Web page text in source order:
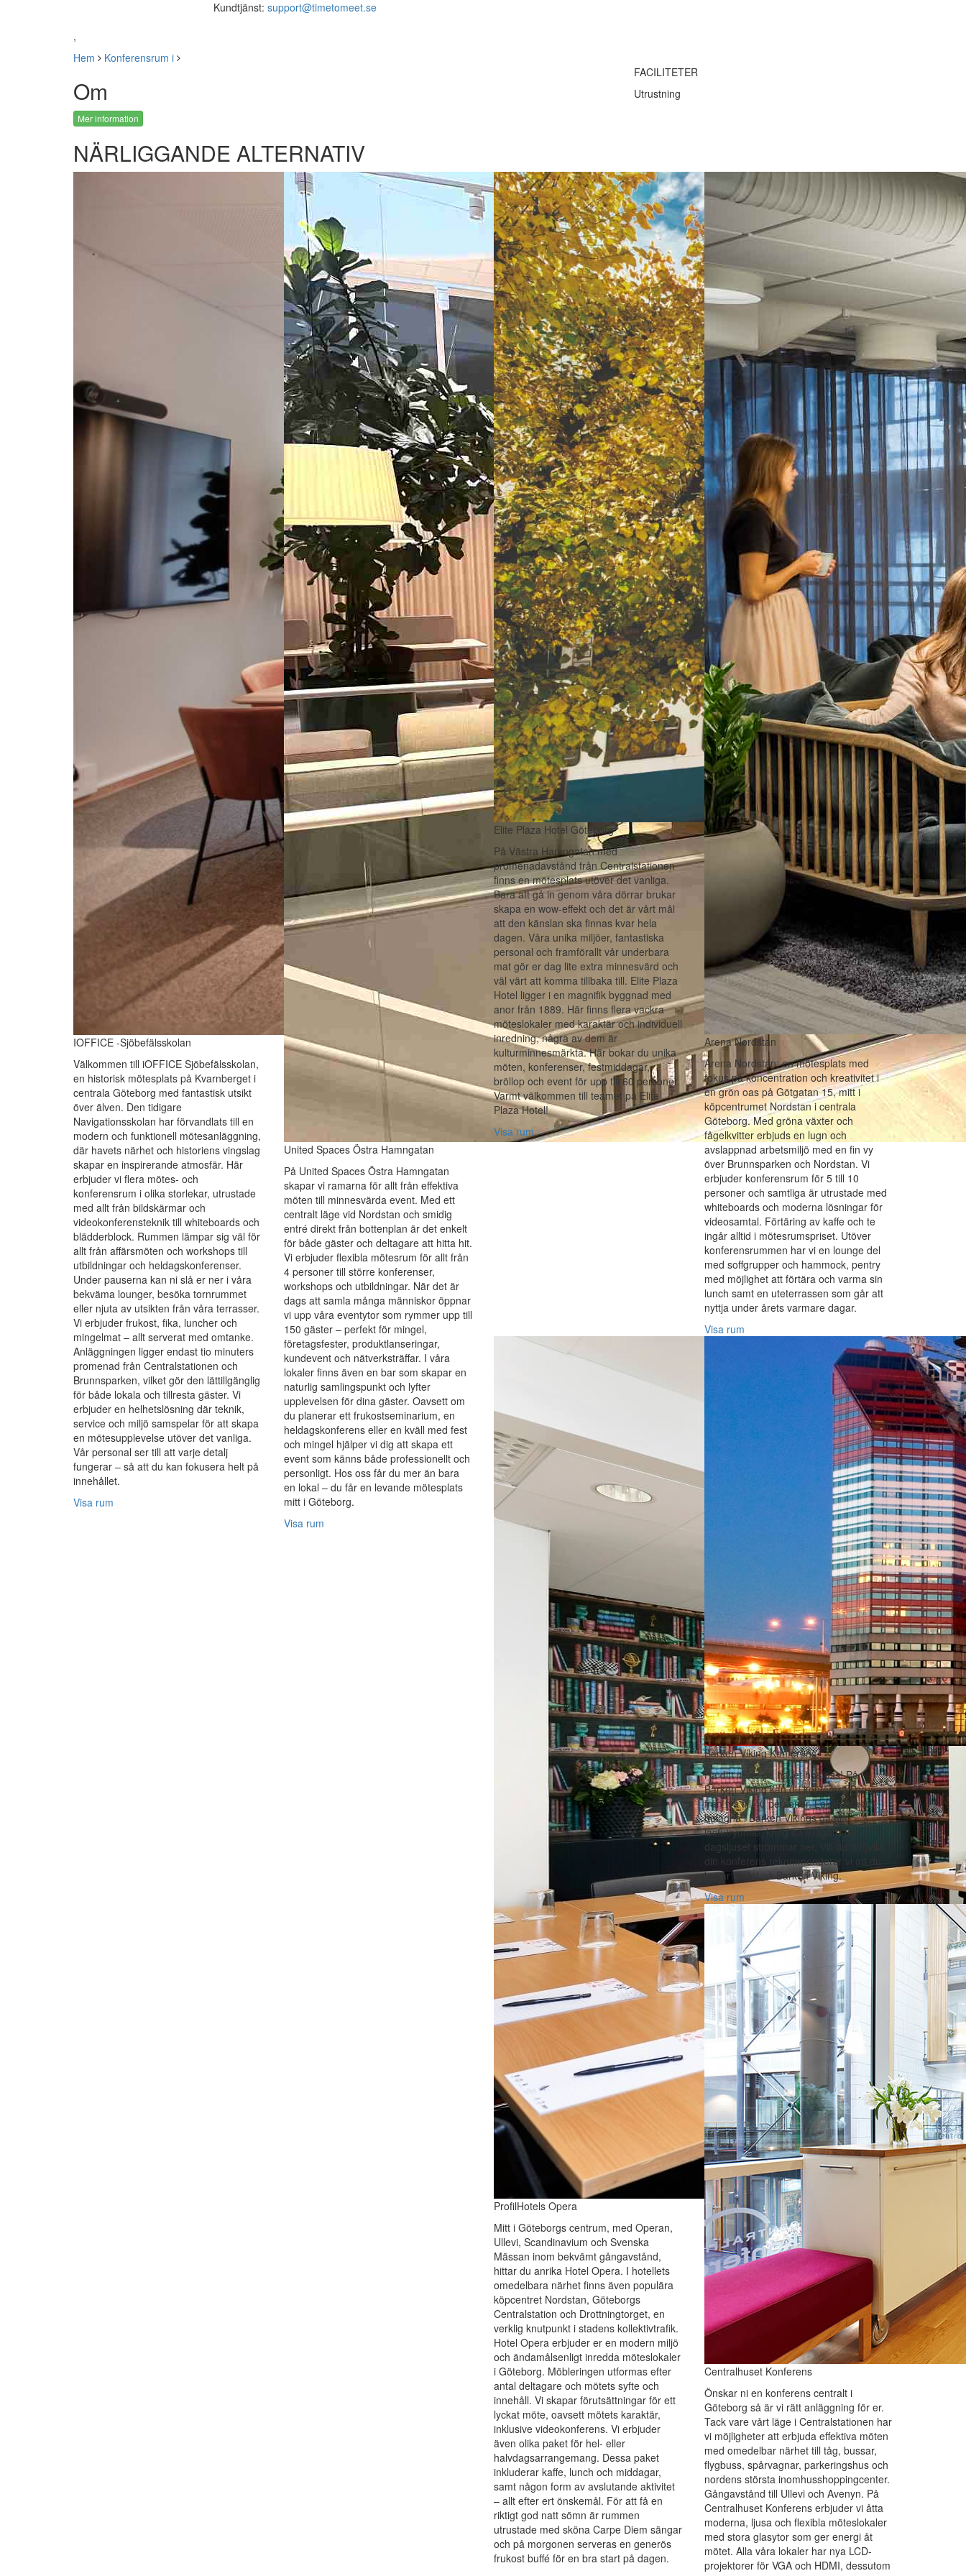
Kundtjänst: support@timetomeet.se
,
Hem
Konferensrum i
Om
Mer information
FACILITETER
Utrustning
NÄRLIGGANDE ALTERNATIV
IOFFICE -Sjöbefälsskolan
Välkommen till iOFFICE Sjöbefälsskolan,
en historisk mötesplats på Kvarnberget i
centrala Göteborg med fantastisk utsikt
över älven. Den tidigare
Navigationsskolan har förvandlats till en
modern och funktionell mötesanläggning,
där havets närhet och historiens vingslag
skapar en inspirerande atmosfär. Här
erbjuder vi flera mötes- och
konferensrum i olika storlekar, utrustade
med allt från bildskärmar och
videokonferensteknik till whiteboards och
blädderblock. Rummen lämpar sig väl för
allt från affärsmöten och workshops till
utbildningar och heldagskonferenser.
Under pauserna kan ni slå er ner i våra
bekväma lounger, besöka tornrummet
eller njuta av utsikten från våra terrasser.
Vi erbjuder frukost, fika, luncher och
mingelmat – allt serverat med omtanke.
Anläggningen ligger endast tio minuters
promenad från Centralstationen och
Brunnsparken, vilket gör den lättillgänglig
för både lokala och tillresta gäster. Vi
erbjuder en helhetslösning där teknik,
service och miljö samspelar för att skapa
en mötesupplevelse utöver det vanliga.
Vår personal ser till att varje detalj
fungerar – så att du kan fokusera helt på
innehållet.
Visa rum
United Spaces Östra Hamngatan
På United Spaces Östra Hamngatan
skapar vi ramarna för allt från effektiva
möten till minnesvärda event. Med ett
centralt läge vid Nordstan och smidig
entré direkt från bottenplan är det enkelt
för både gäster och deltagare att hitta hit.
Vi erbjuder flexibla mötesrum för allt från
4 personer till större konferenser,
workshops och utbildningar. När det är
dags att samla många människor öppnar
vi upp våra eventytor som rymmer upp till
150 gäster – perfekt för mingel,
företagsfester, produktlanseringar,
kundevent och nätverksträffar. I våra
lokaler finns även en bar som skapar en
naturlig samlingspunkt och lyfter
upplevelsen för dina gäster. Oavsett om
du planerar ett frukostseminarium, en
heldagskonferens eller en kväll med fest
och mingel hjälper vi dig att skapa ett
event som känns både professionellt och
personligt. Hos oss får du mer än bara
en lokal – du får en levande mötesplats
mitt i Göteborg.
Visa rum
Elite Plaza Hotel Göteborg
På Västra Hamngatan med
promenadavstånd från Centralstationen
finns en mötesplats utöver det vanliga.
Bara att gå in genom våra dörrar brukar
skapa en wow-effekt och det är vårt mål
att den känslan ska finnas kvar hela
dagen. Våra unika miljöer, fantastiska
personal och framförallt vår underbara
mat gör er dag lite extra minnesvärd och
väl värt att komma tillbaka till. Elite Plaza
Hotel ligger i en magnifik byggnad med
anor från 1889. Här finns flera vackra
möteslokaler med karaktär och individuell
inredning, några av dem är
kulturminnesmärkta. Här bokar du unika
möten, konferenser, festmiddagar,
bröllop och event för upp till 60 personer.
Varmt välkommen till teamet på Elite
Plaza Hotel!‎
Visa rum
Arena Nordstan
Arena Nordstan: en mötesplats med
fokus på koncentration och kreativitet i
en grön oas på Götgatan 15, mitt i
köpcentrumet Nordstan i centrala
Göteborg. Med gröna växter och
fågelkvitter erbjuds en lugn och
avslappnad arbetsmiljö med en fin vy
över Brunnsparken och Nordstan. Vi
erbjuder konferensrum för 5 till 10
personer och samtliga är utrustade med
whiteboards och moderna lösningar för
videosamtal. Förtäring av kaffe och te
ingår alltid i mötesrumspriset. Utöver
konferensrummen har vi en lounge del
med soffgrupper och hammock, pentry
med möjlighet att förtära och varma sin
lunch samt en uteterrassen som går att
nyttja under årets varmare dagar.
Visa rum
ProfilHotels Opera
Mitt i Göteborgs centrum, med Operan,
Ullevi, Scandinavium och Svenska
Mässan inom bekvämt gångavstånd,
hittar du anrika Hotel Opera. I hotellets
omedelbara närhet finns även populära
köpcentret Nordstan, Göteborgs
Centralstation och Drottningtorget, en
verklig knutpunkt i stadens kollektivtrafik.
Hotel Opera erbjuder er en modern miljö
och ändamålsenligt inredda möteslokaler
i Göteborg. Möbleringen utformas efter
antal deltagare och mötets syfte och
innehåll. Vi skapar förutsättningar för ett
lyckat möte, oavsett mötets karaktär,
inklusive videokonferens. Vi erbjuder
även olika paket för hel- eller
halvdagsarrangemang. Dessa paket
inkluderar kaffe, lunch och middagar,
samt någon form av avslutande aktivitet
– allt efter ert önskemål. För att få en
riktigt god natt sömn är rummen
utrustade med sköna Carpe Diem sängar
och på morgonen serveras en generös
frukost buffé för en bra start på dagen.
Barken Viking Konferens
Ha ditt möte på havet hos oss! På
Barken Viking kan du konferera i grupper
från två till 40 personer. Lokalerna är
belägna i Barken Vikings gamla
lastutrymme, kring en ljusgård där
dagsljuset strömmar ner. Vill du förgylla
din konferens rekommenderar vi att du
bokar mötet på Barken Viking.
Visa rum
Centralhuset Konferens
Önskar ni en konferens centralt i
Göteborg så är vi rätt anläggning för er.
Tack vare vårt läge i Centralstationen har
vi möjligheter att erbjuda effektiva möten
med omedelbar närhet till tåg, bussar,
flygbuss, spårvagnar, parkeringshus och
nordens största inomhusshoppingcenter.
Gångavstånd till Ullevi och Avenyn. På
Centralhuset Konferens erbjuder vi åtta
moderna, ljusa och flexibla möteslokaler
med stora glasytor som ger energi åt
mötet. Alla våra lokaler har nya LCD-
projektorer för VGA och HDMI, dessutom